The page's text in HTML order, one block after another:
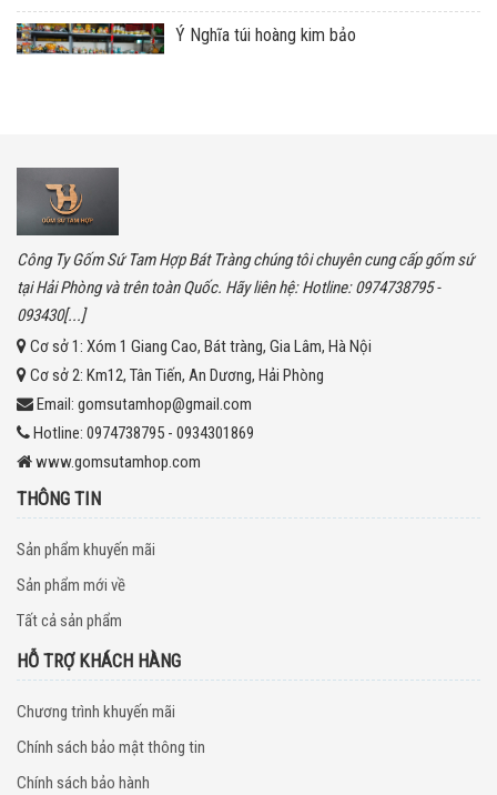
Ý Nghĩa túi hoàng kim bảo
Công Ty Gốm Sứ Tam Hợp Bát Tràng chúng tôi chuyên cung cấp gốm sứ
tại Hải Phòng và trên toàn Quốc. Hãy liên hệ: Hotline: 0974738795 -
093430[...]
Cơ sở 1: Xóm 1 Giang Cao, Bát tràng, Gia Lâm, Hà Nội
Cơ sở 2: Km12, Tân Tiến, An Dương, Hải Phòng
Email: gomsutamhop@gmail.com
Hotline: 0974738795 - 0934301869
www.gomsutamhop.com
THÔNG TIN
Sản phẩm khuyến mãi
Sản phẩm mới về
Tất cả sản phẩm
HỖ TRỢ KHÁCH HÀNG
Chương trình khuyến mãi
Chính sách bảo mật thông tin
Chính sách bảo hành